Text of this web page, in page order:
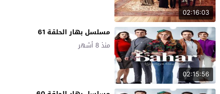
02:16:03
02:15:56
مسلسل بهار الحلقة 61
منذ 8 أشهر